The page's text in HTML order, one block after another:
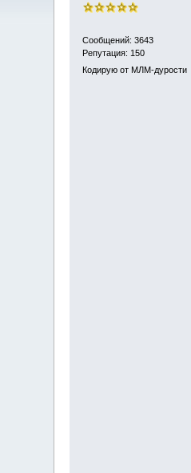
Сообщений: 3643
Репутация: 150
Кодирую от МЛМ-дурости